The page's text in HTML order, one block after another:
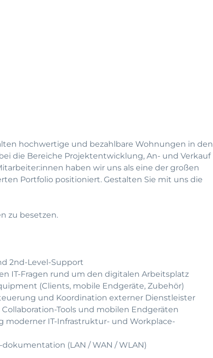
hochwertige und bezahlbare Wohnungen in den
die Bereiche Projektentwicklung, An- und Verkauf
haben wir uns als eine der großen
Portfolio positioniert. Gestalten Sie mit uns die
zu besetzen.
2nd-Level-Support
IT-Fragen rund um den digitalen Arbeitsplatz
(Clients, mobile Endgeräte, Zubehör)
und Koordination externer Dienstleister
Tools und mobilen Endgeräten
moderner IT-Infrastruktur- und Workplace-
(LAN / WAN / WLAN)